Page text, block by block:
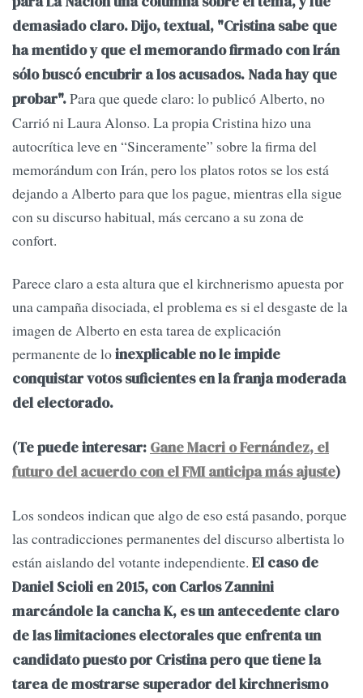
demasiado claro. Dijo, textual, "Cristina sabe que
ha mentido y que el memorando firmado con Irán
sólo buscó encubrir a los acusados. Nada hay que
probar".Para que quede claro: lo publicó Alberto, no
Carrió ni Laura Alonso. La propia Cristina hizo una
autocrítica leve en “Sinceramente” sobre la firma del
memorándum con Irán, pero los platos rotos se los está
dejando a Alberto para que los pague, mientras ella sigue
con su discurso habitual, más cercano a su zona de
confort.
Parece claro a esta altura que el kirchnerismo apuesta por
una campaña disociada, el problema es si el desgaste de la
imagen de Alberto en esta tarea de explicación
permanente de loinexplicable no le impide
conquistar votos suficientes en la franja moderada
del electorado.
(Te puede interesar: Gane Macri o Fernández, el
futuro del acuerdo con el FMI anticipa más ajuste)
Los sondeos indican que algo de eso está pasando, porque
las contradicciones permanentes del discurso albertista lo
están aislando del votante independiente. El caso de
Daniel Scioli en 2015, con Carlos Zannini
marcándole la cancha K, es un antecedente claro
de las limitaciones electorales que enfrenta un
candidato puesto por Cristina pero que tiene la
tarea de mostrarse superador del kirchnerismo